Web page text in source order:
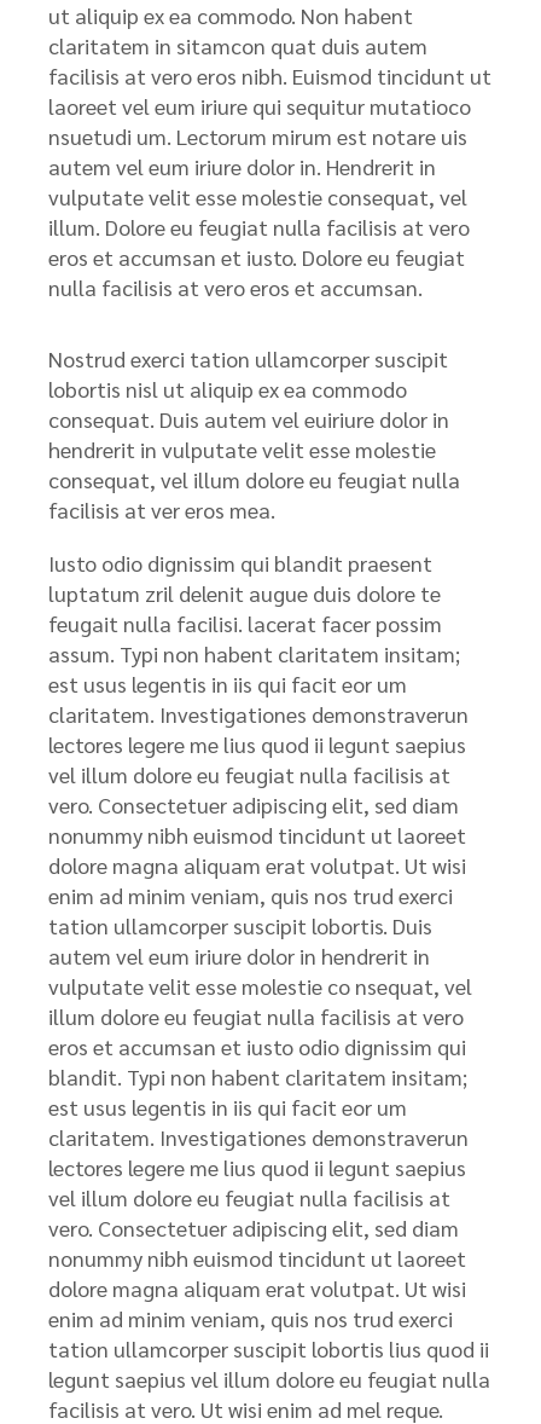
ut aliquip ex ea commodo. Non habent
claritatem in sitamcon quat duis autem
facilisis at vero eros nibh. Euismod tincidunt ut
laoreet vel eum iriure qui sequitur mutatioco
nsuetudi um. Lectorum mirum est notare uis
autem vel eum iriure dolor in. Hendrerit in
vulputate velit esse molestie consequat, vel
illum. Dolore eu feugiat nulla facilisis at vero
eros et accumsan et iusto. Dolore eu feugiat
nulla facilisis at vero eros et accumsan.
Nostrud exerci tation ullamcorper suscipit
lobortis nisl ut aliquip ex ea commodo
consequat. Duis autem vel euiriure dolor in
hendrerit in vulputate velit esse molestie
consequat, vel illum dolore eu feugiat nulla
facilisis at ver eros mea.
Iusto odio dignissim qui blandit praesent
luptatum zril delenit augue duis dolore te
feugait nulla facilisi. lacerat facer possim
assum. Typi non habent claritatem insitam;
est usus legentis in iis qui facit eor um
claritatem. Investigationes demonstraverun
lectores legere me lius quod ii legunt saepius
vel illum dolore eu feugiat nulla facilisis at
vero. Consectetuer adipiscing elit, sed diam
nonummy nibh euismod tincidunt ut laoreet
dolore magna aliquam erat volutpat. Ut wisi
enim ad minim veniam, quis nos trud exerci
tation ullamcorper suscipit lobortis. Duis
autem vel eum iriure dolor in hendrerit in
vulputate velit esse molestie co nsequat, vel
illum dolore eu feugiat nulla facilisis at vero
eros et accumsan et iusto odio dignissim qui
blandit. Typi non habent claritatem insitam;
est usus legentis in iis qui facit eor um
claritatem. Investigationes demonstraverun
lectores legere me lius quod ii legunt saepius
vel illum dolore eu feugiat nulla facilisis at
vero. Consectetuer adipiscing elit, sed diam
nonummy nibh euismod tincidunt ut laoreet
dolore magna aliquam erat volutpat. Ut wisi
enim ad minim veniam, quis nos trud exerci
tation ullamcorper suscipit lobortis lius quod ii
legunt saepius vel illum dolore eu feugiat nulla
facilisis at vero. Ut wisi enim ad mel reque.